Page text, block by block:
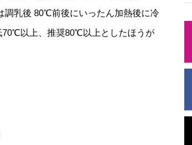
調乳後 80℃前後にいったん加熱後に冷
70℃以上、推奨80℃以上としたほうが